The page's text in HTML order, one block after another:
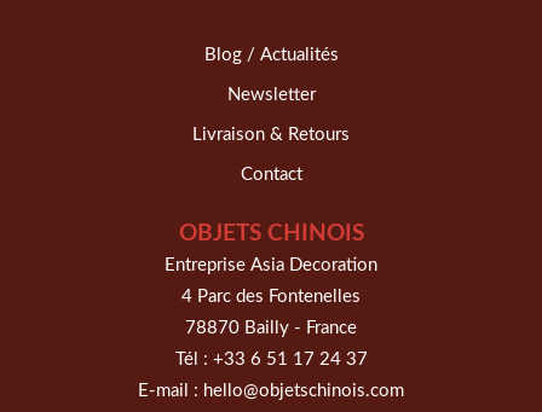
Blog / Actualités
Newsletter
Livraison & Retours
Contact
OBJETS CHINOIS
Entreprise Asia Decoration
4 Parc des Fontenelles
78870 Bailly - France
Tél : +33 6 51 17 24 37
E-mail : hello@objetschinois.com